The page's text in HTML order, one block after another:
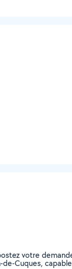
votre
Cuques,